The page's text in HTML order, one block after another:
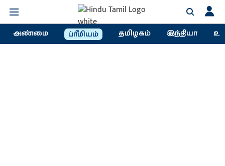
அண்மை ப்ரீமியம் தமிழகம் இந்தியா